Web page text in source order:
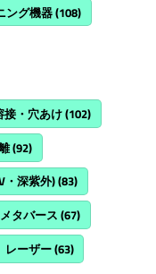
ング機器(108)
接・穴あけ(102)
(92)
・深紫外)(83)
タバース (67)
レーザー(63)